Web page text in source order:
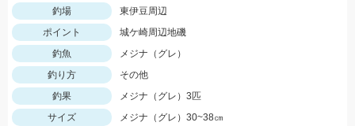
釣場
東伊豆周辺
ポイント
城ケ崎周辺地磯
釣魚
メジナ（グレ）
釣り方
その他
釣果
メジナ（グレ）3匹
サイズ
メジナ（グレ）30~38㎝